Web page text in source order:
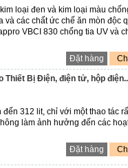
loại đen và kim loại màu
và các chất ức chế ăn mòn độc
VBCI 830 chống tia UV và
Đặt hàng
Thiết Bị Điện, điện tử, hộp
312 lit, chỉ với một thao tác
làm ảnh hưởng đến các
Đặt hàng